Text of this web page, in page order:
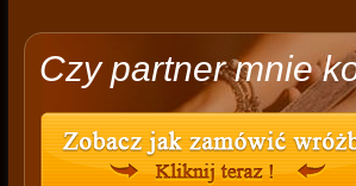
Czy partner mnie